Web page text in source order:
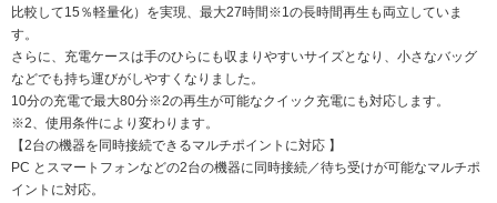
比較して15％軽量化）を実現、最大27時間※1の長時間再生も両立していま
す。
さらに、充電ケースは手のひらにも収まりやすいサイズとなり、小さなバッグ
などでも持ち運びがしやすくなりました。
10分の充電で最大80分※2の再生が可能なクイック充電にも対応します。
※2、使用条件により変わります。
【2台の機器を同時接続できるマルチポイントに対応 】
PC とスマートフォンなどの2台の機器に同時接続／待ち受けが可能なマルチポ
イントに対応。